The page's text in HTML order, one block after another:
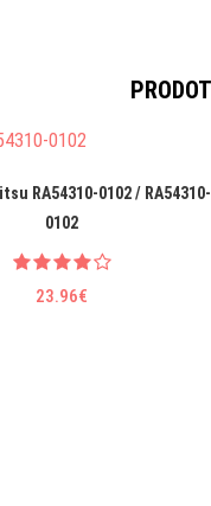
RA54310-0102 / RA54310-
0102
23.96€